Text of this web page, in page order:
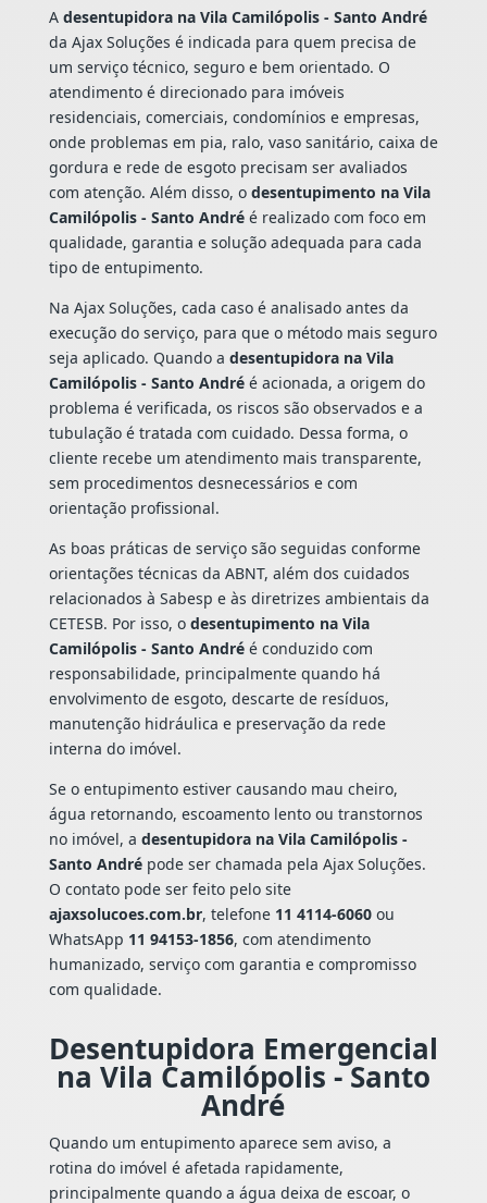
A desentupidora na Vila Camilópolis - Santo André
da Ajax Soluções é indicada para quem precisa de
um serviço técnico, seguro e bem orientado. O
atendimento é direcionado para imóveis
residenciais, comerciais, condomínios e empresas,
onde problemas em pia, ralo, vaso sanitário, caixa de
gordura e rede de esgoto precisam ser avaliados
com atenção. Além disso, o desentupimento na Vila
Camilópolis - Santo Andréé realizado com foco em
qualidade, garantia e solução adequada para cada
tipo de entupimento.
Na Ajax Soluções, cada caso é analisado antes da
execução do serviço, para que o método mais seguro
seja aplicado. Quando a desentupidora na Vila
Camilópolis - Santo Andréé acionada, a origem do
problema é verificada, os riscos são observados e a
tubulação é tratada com cuidado. Dessa forma, o
cliente recebe um atendimento mais transparente,
sem procedimentos desnecessários e com
orientação profissional.
As boas práticas de serviço são seguidas conforme
orientações técnicas da ABNT, além dos cuidados
relacionados à Sabesp e às diretrizes ambientais da
CETESB. Por isso, o desentupimento na Vila
Camilópolis - Santo Andréé conduzido com
responsabilidade, principalmente quando há
envolvimento de esgoto, descarte de resíduos,
manutenção hidráulica e preservação da rede
interna do imóvel.
Se o entupimento estiver causando mau cheiro,
água retornando, escoamento lento ou transtornos
no imóvel, a desentupidora na Vila Camilópolis -
Santo Andrépode ser chamada pela Ajax Soluções.
O contato pode ser feito pelo site
ajaxsolucoes.com.br, telefone 11 4114-6060ou
WhatsApp 11 94153-1856, com atendimento
humanizado, serviço com garantia e compromisso
com qualidade.
Desentupidora Emergencial
na Vila Camilópolis - Santo
André
Quando um entupimento aparece sem aviso, a
rotina do imóvel é afetada rapidamente,
principalmente quando a água deixa de escoar, o